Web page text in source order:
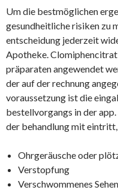
Um die bestmöglichen
gesundheitliche risiken zu
entscheidung jederzeit
Apotheke.
präparaten angewendet
der auf der rechnung
voraussetzung ist die
bestellvorgangs in der
der behandlung mit
Ohrgeräusche oder
Verstopfung
Verschwommenes Sehen